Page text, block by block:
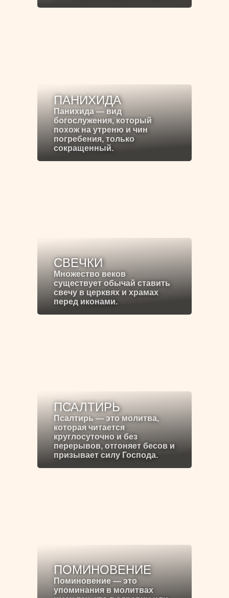
ПАНИХИДА
Панихида — вид
богослужения, который
похож на утреню и чин
погребения, только
сокращенный.
СВЕЧКИ
Множество веков
существует обычай ставить
свечу в церквях и храмах
перед иконами.
ПСАЛТИРЬ
Псалтирь — это молитва,
которая читается
круглосуточно и без
перерывов, отгоняет бесов и
призывает силу Господа.
ПОМИНОВЕНИЕ
Поминовение — это
упоминания в молитвах